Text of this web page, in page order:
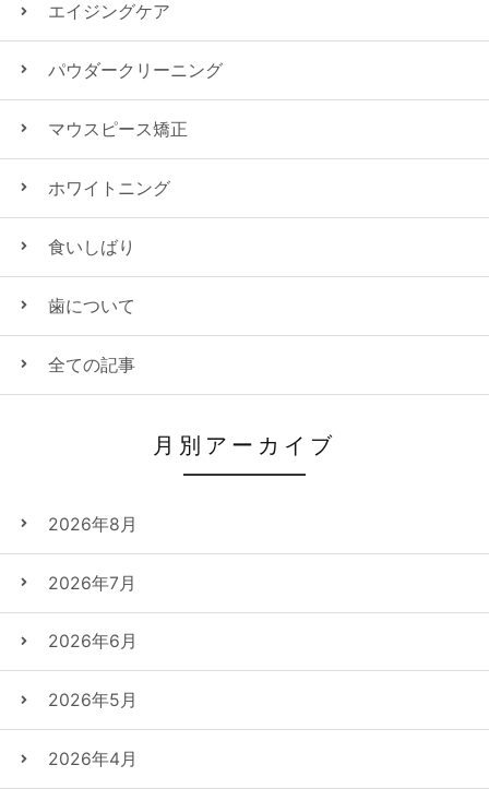
エイジングケア
パウダークリーニング
マウスピース矯正
ホワイトニング
食いしばり
歯について
全ての記事
月別アーカイブ
2026年8月
2026年7月
2026年6月
2026年5月
2026年4月